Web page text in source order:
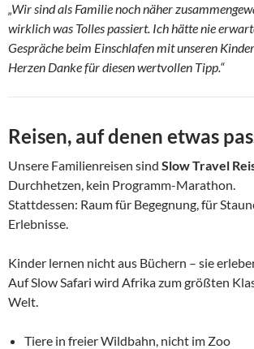
„Wir sind als Familie noch näher
wirklich was Tolles passiert. Ich hätte nie
Gespräche beim Einschlafen mit unseren
Herzen Danke für diesen wertvollen Tipp.“
Reisen, auf denen etwas
Unsere Familienreisen sind Slow Travel
Durchhetzen, kein Programm-Marathon.
Stattdessen: Raum für Begegnung, für
Erlebnisse.
Kinder lernen nicht aus Büchern – sie
Auf Slow Safari wird Afrika zum größten
Welt.
Tiere in freier Wildbahn, nicht im Zoo